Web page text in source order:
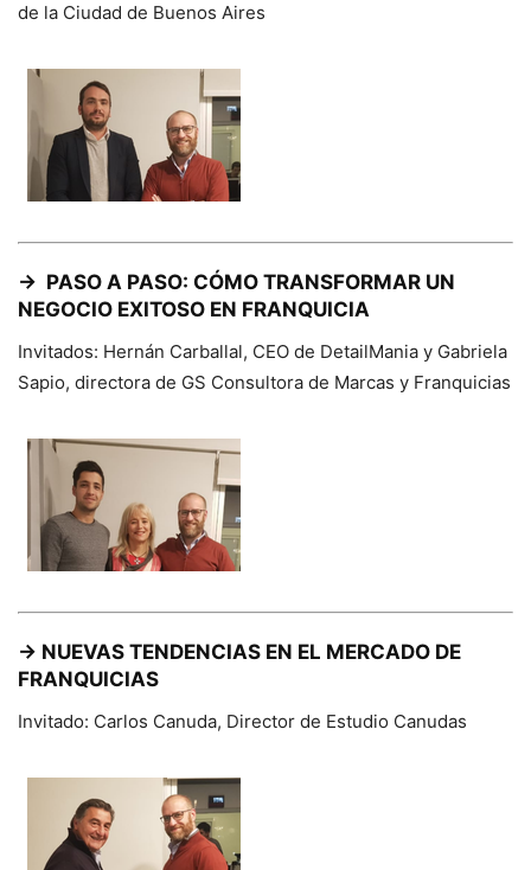
de la Ciudad de Buenos Aires
→ PASO A PASO: CÓMO TRANSFORMAR UN
NEGOCIO EXITOSO EN FRANQUICIA
Invitados: Hernán Carballal, CEO de DetailMania y Gabriela
Sapio, directora de GS Consultora de Marcas y Franquicias
→ NUEVAS TENDENCIAS EN EL MERCADO DE
FRANQUICIAS
Invitado: Carlos Canuda, Director de Estudio Canudas